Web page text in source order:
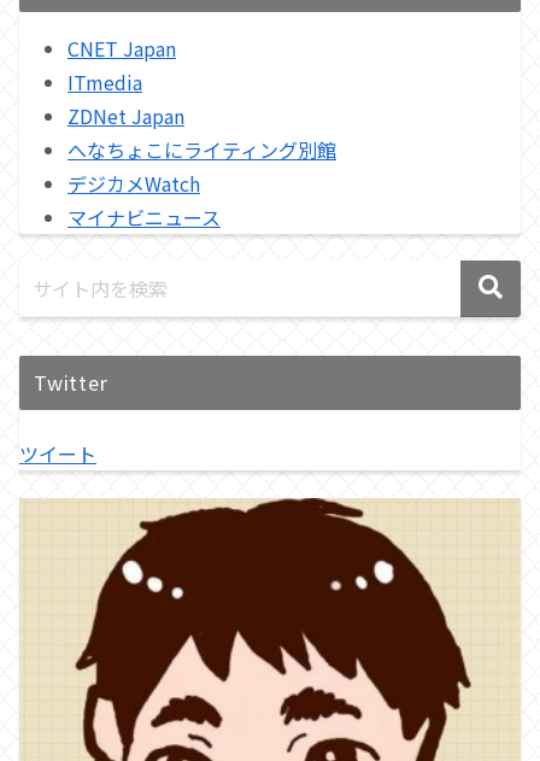
CNET Japan
ITmedia
ZDNet Japan
へなちょこにライティング別館
デジカメWatch
マイナビニュース
Twitter
ツイート